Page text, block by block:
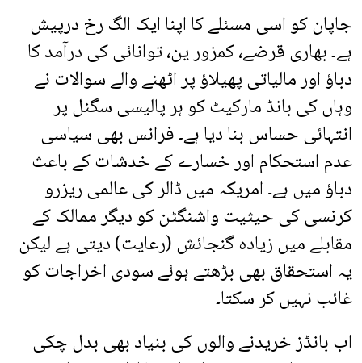
جاپان کو اسی مسئلے کا اپنا ایک الگ رخ درپیش
ہے۔ بھاری قرضے، کمزور ین، توانائی کی درآمد کا
دباؤ اور مالیاتی پھیلاؤ پر اٹھنے والے سوالات نے
وہاں کی بانڈ مارکیٹ کو ہر پالیسی سگنل پر
انتہائی حساس بنا دیا ہے۔ فرانس بھی سیاسی
عدم استحکام اور خسارے کے خدشات کے باعث
دباؤ میں ہے۔ امریکہ میں ڈالر کی عالمی ریزرو
کرنسی کی حیثیت واشنگٹن کو دیگر ممالک کے
مقابلے میں زیادہ گنجائش (رعایت) دیتی ہے لیکن
یہ استحقاق بھی بڑھتے ہوئے سودی اخراجات کو
غائب نہیں کر سکتا۔
اب بانڈز خریدنے والوں کی بنیاد بھی بدل چکی